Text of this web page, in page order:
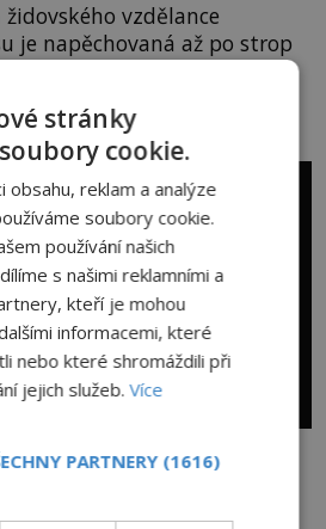
vzdělance
je napěchovaná až po strop
učenec sedí za stolem a
jeden z nejzáhadnějších
do něj zaznamenal mocná
myslí, nebo jde o pouhou
měsíců pobývá
proti zlému oku,
i celebrity
stránky
cookie.
obsahu, reklam a analýze
soubory cookie.
používání našich
s našimi reklamními a
kteří je mohou
informacemi, které
nebo které shromáždili při
jejich služeb.Více
PARTNERY (1616)